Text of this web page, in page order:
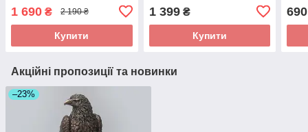
1 690 ₴ 2 190 ₴
Купити
1 399₴
Купити
690
Акційні пропозиції та новинки
–23%